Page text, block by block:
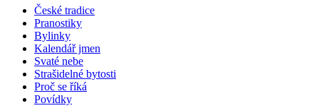
České tradice
Pranostiky
Bylinky
Kalendář jmen
Svaté nebe
Strašidelné bytosti
Proč se říká
Povídky